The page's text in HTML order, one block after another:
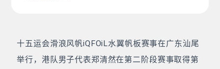
十五运会滑浪风帆iQFOiL水翼帆板赛事在广东汕尾
举行，港队男子代表郑清然在第二阶段赛事取得第